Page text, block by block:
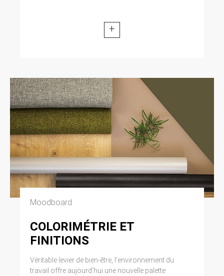
+
Moodboard
COLORIMÉTRIE ET
FINITIONS
Véritable levier de bien-être, l’environnement du
travail offre aujourd’hui une nouvelle palette